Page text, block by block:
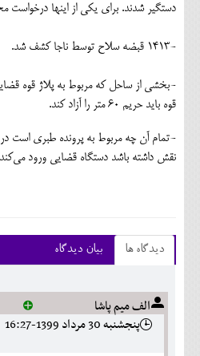
دستگیر شدند. برای یکی از اینها درخواست
-۱۴۱۳ قبضه سلاح توسط ناجا کشف شد.
-بخشی از ساحل که مربوط به پلاژ قوه
قوه باید حریم ۶۰ متر را آزاد کند.
-تمام آن چه مربوط به پرونده طبری است
نقش داشته باشد دستگاه قضایی ورود
دیدگاه ها بیان دیدگاه
الف میم پاشا
پنجشنبه 30 مرداد 1399-16:27